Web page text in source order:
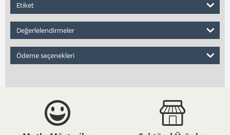
Etiket
Değerlelendirmeler
Ödeme seçenekleri